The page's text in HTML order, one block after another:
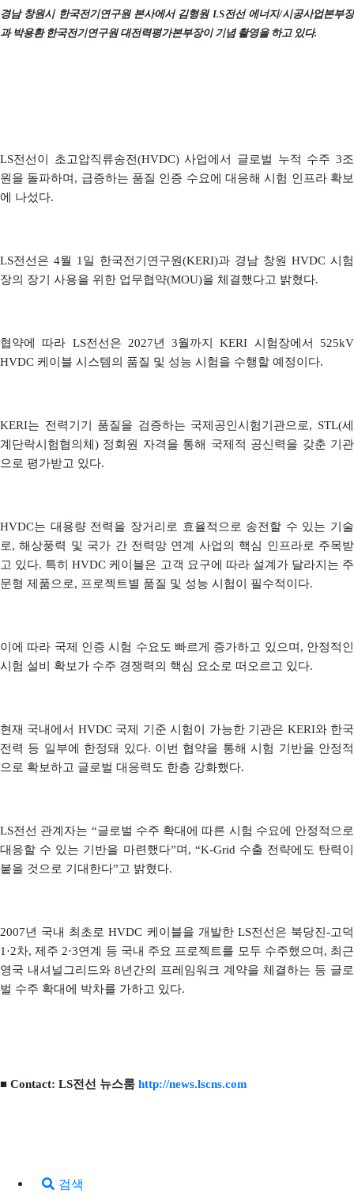
경남 창원시 한국전기연구원 본사에서 김형원 LS전선 에너지/시공사업본부장
과 박용환 한국전기연구원 대전력평가본부장이 기념 촬영을 하고 있다.
LS전선이 초고압직류송전(HVDC) 사업에서 글로벌 누적 수주 3조
원을 돌파하며, 급증하는 품질 인증 수요에 대응해 시험 인프라 확보
에 나섰다.
LS전선은 4월 1일 한국전기연구원(KERI)과 경남 창원 HVDC 시험
장의 장기 사용을 위한 업무협약(MOU)을 체결했다고 밝혔다.
협약에 따라 LS전선은 2027년 3월까지 KERI 시험장에서 525kV
HVDC 케이블 시스템의 품질 및 성능 시험을 수행할 예정이다.
KERI는 전력기기 품질을 검증하는 국제공인시험기관으로, STL(세
계단락시험협의체) 정회원 자격을 통해 국제적 공신력을 갖춘 기관
으로 평가받고 있다.
HVDC는 대용량 전력을 장거리로 효율적으로 송전할 수 있는 기술
로, 해상풍력 및 국가 간 전력망 연계 사업의 핵심 인프라로 주목받
고 있다. 특히 HVDC 케이블은 고객 요구에 따라 설계가 달라지는 주
문형 제품으로, 프로젝트별 품질 및 성능 시험이 필수적이다.
이에 따라 국제 인증 시험 수요도 빠르게 증가하고 있으며, 안정적인
시험 설비 확보가 수주 경쟁력의 핵심 요소로 떠오르고 있다.
현재 국내에서 HVDC 국제 기준 시험이 가능한 기관은 KERI와 한국
전력 등 일부에 한정돼 있다. 이번 협약을 통해 시험 기반을 안정적
으로 확보하고 글로벌 대응력도 한층 강화했다.
LS전선 관계자는 “글로벌 수주 확대에 따른 시험 수요에 안정적으로
대응할 수 있는 기반을 마련했다”며, “K-Grid 수출 전략에도 탄력이
붙을 것으로 기대한다”고 밝혔다.
2007년 국내 최초로 HVDC 케이블을 개발한 LS전선은 북당진-고덕
1·2차, 제주 2·3연계 등 국내 주요 프로젝트를 모두 수주했으며, 최근
영국 내셔널그리드와 8년간의 프레임워크 계약을 체결하는 등 글로
벌 수주 확대에 박차를 가하고 있다.
■ Contact: LS전선 뉴스룸 http://news.lscns.com
검색